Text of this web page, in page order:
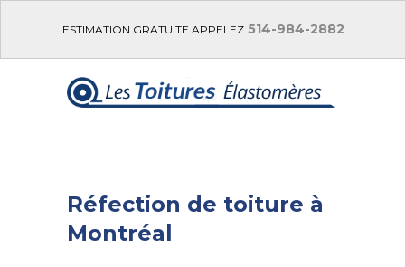
ESTIMATION GRATUITE APPELEZ 514-984-2882
Réfection de toiture à
Montréal